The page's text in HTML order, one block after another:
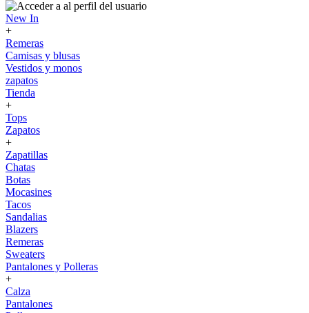
New In
+
Remeras
Camisas y blusas
Vestidos y monos
zapatos
Tienda
+
Tops
Zapatos
+
Zapatillas
Chatas
Botas
Mocasines
Tacos
Sandalias
Blazers
Remeras
Sweaters
Pantalones y Polleras
+
Calza
Pantalones